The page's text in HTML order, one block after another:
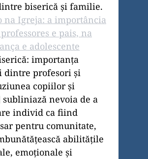
biserică și familie.
na Igreja: a importância
e pais, na
e adolescente
importanța
dintre profesori și
copiilor și
nevoia de a
individ ca fiind
pentru comunitate,
abilitățile
emoționale și